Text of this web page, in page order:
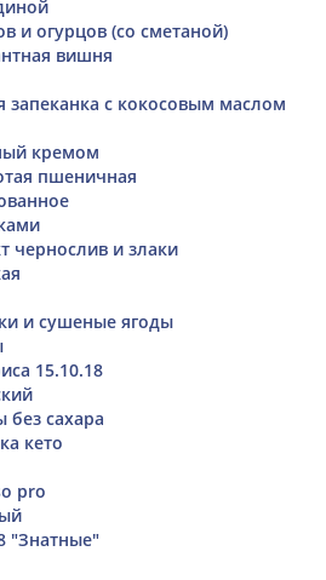
и огурцов (со сметаной)
вишня
запеканка с кокосовым маслом
кремом
пшеничная
чернослив и злаки
и сушеные ягоды
15.10.18
без сахара
кето
pro
"Знатные"